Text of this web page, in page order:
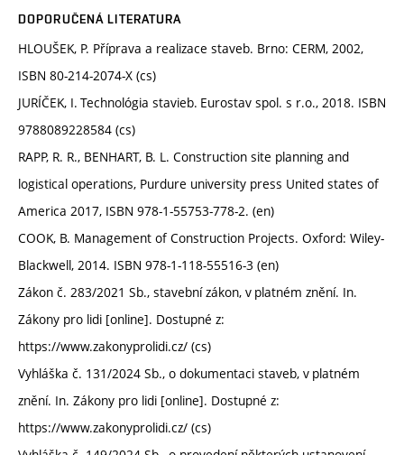
DOPORUČENÁ LITERATURA
HLOUŠEK, P. Příprava a realizace staveb. Brno: CERM, 2002,
ISBN 80-214-2074-X (cs)
JURÍČEK, I. Technológia stavieb. Eurostav spol. s r.o., 2018. ISBN
9788089228584 (cs)
RAPP, R. R., BENHART, B. L. Construction site planning and
logistical operations, Purdure university press United states of
America 2017, ISBN 978-1-55753-778-2.​ (en)
COOK, B. Management of Construction Projects. Oxford: Wiley-
Blackwell, 2014. ISBN 978-1-118-55516-3 (en)
Zákon č. 283/2021 Sb., stavební zákon, v platném znění. In.
Zákony pro lidi [online]. Dostupné z:
https://www.zakonyprolidi.cz/ (cs)
Vyhláška č. 131/2024 Sb., o dokumentaci staveb, v platném
znění. In. Zákony pro lidi [online]. Dostupné z:
https://www.zakonyprolidi.cz/ (cs)